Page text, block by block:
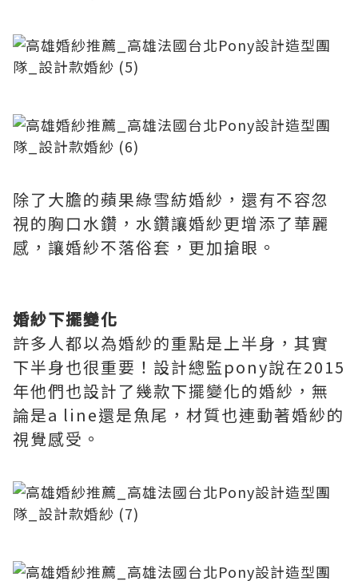
除了大膽的蘋果綠雪紡婚紗，還有不容忽
視的胸口水鑽，水鑽讓婚紗更增添了華麗
感，讓婚紗不落俗套，更加搶眼。
婚紗下擺變化
許多人都以為婚紗的重點是上半身，其實
下半身也很重要！設計總監pony說在2015
年他們也設計了幾款下擺變化的婚紗，無
論是a line還是魚尾，材質也連動著婚紗的
視覺感受。